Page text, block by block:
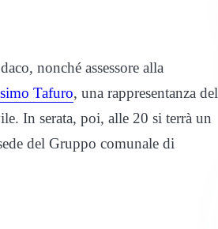
nonché assessore alla
Tafuro, una rappresentanza del
In serata, poi, alle 20 si terrà un
del Gruppo comunale di